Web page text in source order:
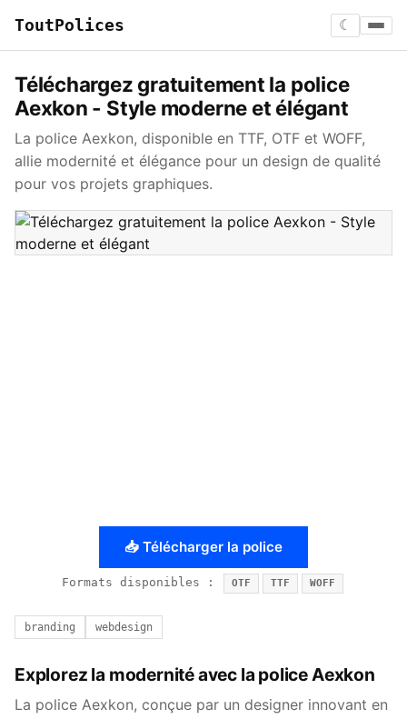
ToutPolices ☾
Téléchargez gratuitement la police
Aexkon - Style moderne et élégant
La police Aexkon, disponible en TTF, OTF et WOFF,
allie modernité et élégance pour un design de qualité
pour vos projets graphiques.
📥 Télécharger la police
Formats disponibles : OTF TTF WOFF
branding webdesign
Explorez la modernité avec la police Aexkon
La police Aexkon, conçue par un designer innovant en